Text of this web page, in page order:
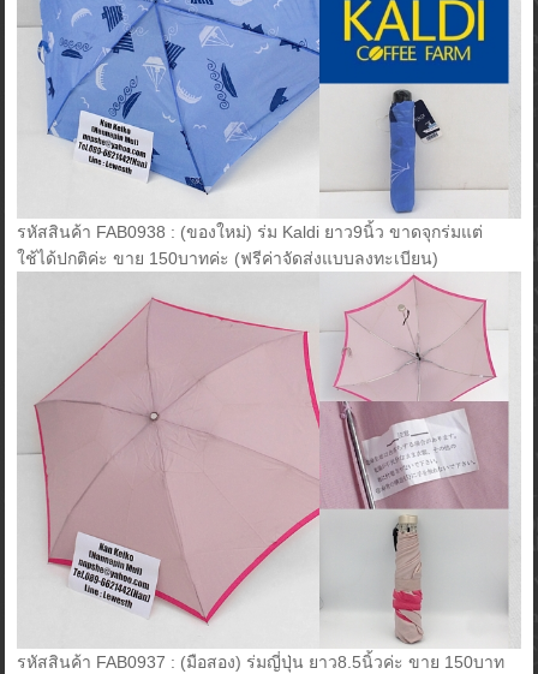
รหัสสินค้า FAB0938 : (ของใหม่) ร่ม Kaldi ยาว9นิ้ว ขาดจุกร่มแต่
ใช้ได้ปกติค่ะ ขาย 150บาทค่ะ (ฟรีค่าจัดส่งแบบลงทะเบียน)
รหัสสินค้า FAB0937 : (มือสอง) ร่มญี่ปุ่น ยาว8.5นิ้วค่ะ ขาย 150บาท